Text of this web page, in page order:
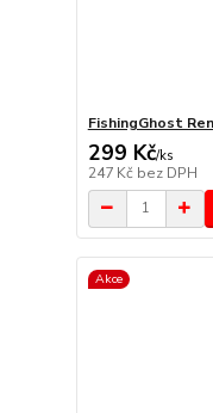
FishingGhost
299 Kč/ks
247 Kč bez DPH
Akce